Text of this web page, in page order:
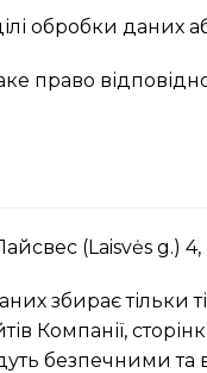
обробки даних
право
(Laisvės g.)
збирає тільки ті
Компанії,
безпечними